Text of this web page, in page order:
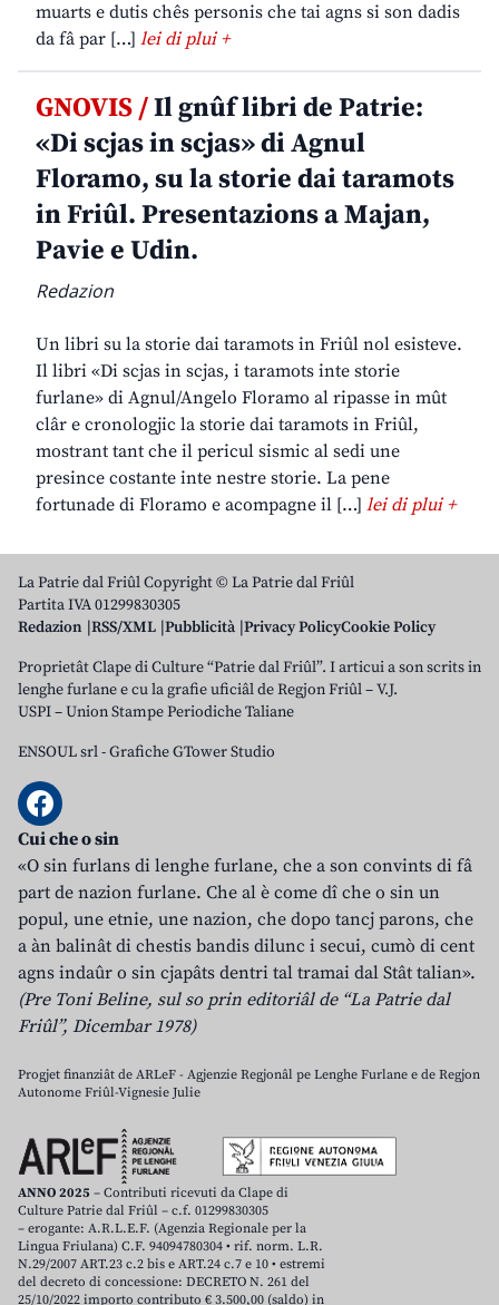
muarts e dutis chês personis che tai agns si son dadis
da fâ par […] lei di plui +
GNOVIS /Il gnûf libri de Patrie:
«Di scjas in scjas» di Agnul
Floramo, su la storie dai taramots
in Friûl. Presentazions a Majan,
Pavie e Udin.
Redazion
Un libri su la storie dai taramots in Friûl nol esisteve.
Il libri «Di scjas in scjas, i taramots inte storie
furlane» di Agnul/Angelo Floramo al ripasse in mût
clâr e cronologjic la storie dai taramots in Friûl,
mostrant tant che il pericul sismic al sedi une
presince costante inte nestre storie. La pene
fortunade di Floramo e acompagne il […] lei di plui +
La Patrie dal Friûl Copyright © La Patrie dal Friûl
Partita IVA 01299830305
Redazion RSS/XML Pubblicità Privacy PolicyCookie Policy
Proprietât Clape di Culture “Patrie dal Friûl”. I articui a son scrits in
lenghe furlane e cu la grafie uficiâl de Regjon Friûl – V.J.
USPI – Union Stampe Periodiche Taliane
ENSOUL srl-Grafiche GTower Studio
Cui che o sin
«O sin furlans di lenghe furlane, che a son convints di fâ
part de nazion furlane. Che al è come dî che o sin un
popul, une etnie, une nazion, che dopo tancj parons, che
a àn balinât di chestis bandis dilunc i secui, cumò di cent
agns indaûr o sin cjapâts dentri tal tramai dal Stât talian».
(Pre Toni Beline, sul so prin editoriâl de “La Patrie dal
Friûl”, Dicembar 1978)
Progjet finanziât de ARLeF - Agjenzie Regjonâl pe Lenghe Furlane e de Regjon
Autonome Friûl-Vignesie Julie
ANNO 2025 – Contributi ricevuti da Clape di
Culture Patrie dal Friûl – c.f. 01299830305
– erogante: A.R.L.E.F. (Agenzia Regionale per la
Lingua Friulana) C.F. 94094780304 • rif. norm. L.R.
N.29/2007 ART.23 c.2 bis e ART.24 c.7 e 10 • estremi
del decreto di concessione: DECRETO N. 261 del
25/10/2022 importo contributo € 3.500,00 (saldo) in